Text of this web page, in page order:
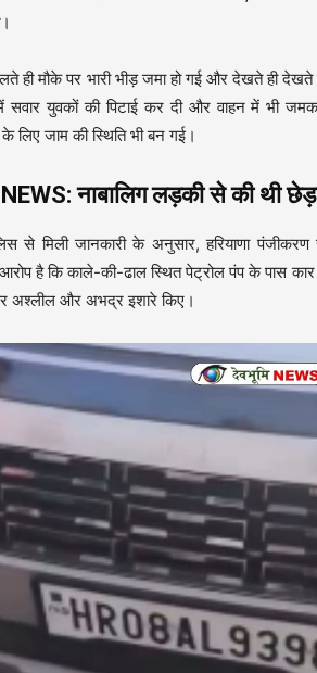
ही मौके पर भारी भीड़ जमा हो गई और देखते ही
युवकों की पिटाई कर दी और वाहन में भी
लिए जाम की स्थिति भी बन गई।
नाबालिग लड़की से की थी
से मिली जानकारी के अनुसार, हरियाणा
है कि काले-की-ढाल स्थित पेट्रोल पंप के पास
अश्लील और अभद्र इशारे किए।